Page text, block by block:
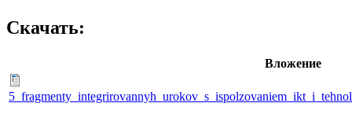
Скачать:
Вложение